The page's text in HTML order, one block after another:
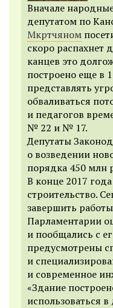
Вначале
депутатом по
Мкртчяном
скоро распахнет
канцев это
построено еще в
представлять
обваливаться
и педагогов
№ 22 и № 17.
Депутаты
о возведении
порядка 450 млн
В конце 2017
строительство.
завершить
Парламентарии
и пообщались с
предусмотрены
и
и современное
«Здание
использоваться